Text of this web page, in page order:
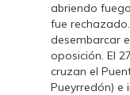
abriendo
fue
desembarcar
oposición. El
cruzan el
Pueyrredón) e